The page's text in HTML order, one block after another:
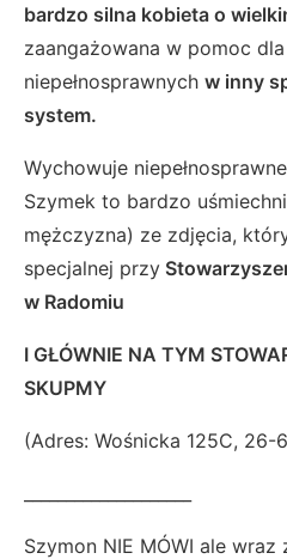
bardzo silna kobieta o
zaangażowana w pomoc
niepełnosprawnych w inny
system.
Wychowuje
Szymek to bardzo
mężczyzna) ze zdjęcia,
specjalnej przy
w Radomiu
I GŁÓWNIE NA TYM
SKUPMY
(Adres: Wośnicka 125C, 26-
Szymon NIE MÓWI ale